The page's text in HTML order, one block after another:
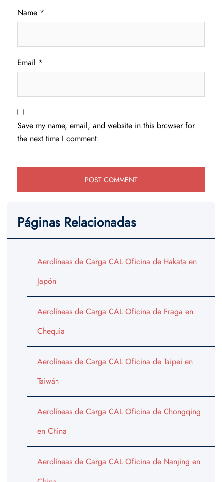
Name *
Email *
Save my name, email, and website in this browser for
the next time I comment.
Páginas Relacionadas
Aerolíneas de Carga CAL Oficina de Hakata en
Japón
Aerolíneas de Carga CAL Oficina de Praga en
Chequia
Aerolíneas de Carga CAL Oficina de Taipei en
Taiwán
Aerolíneas de Carga CAL Oficina de Chongqing
en China
Aerolíneas de Carga CAL Oficina de Nanjing en